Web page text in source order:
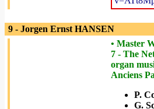
9 - Jorgen Ernst HANSEN
• Master
7 - The
organ
Anciens
P.
G.